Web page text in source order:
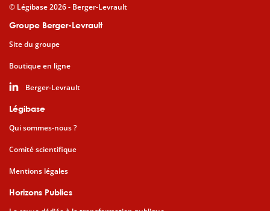
Groupe Berger-Levrault
Site du groupe
Boutique en ligne
Berger-Levrault
Légibase
Qui sommes-nous ?
Comité scientifique
Mentions légales
Horizons Publics
© Légibase 2026 - Berger-Levrault